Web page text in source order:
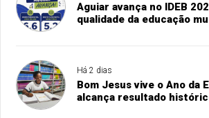
Aguiar avança no IDEB
qualidade da educação
Há 2 dias
Bom Jesus vive o Ano da
alcança resultado